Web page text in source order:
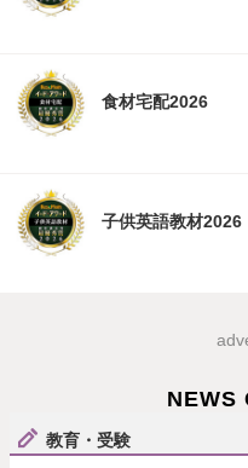
食材宅配2026
子供英語教材2026
NEWS
教育・受験